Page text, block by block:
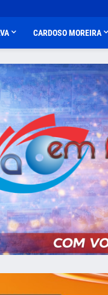
CARDOSO MOREIRA